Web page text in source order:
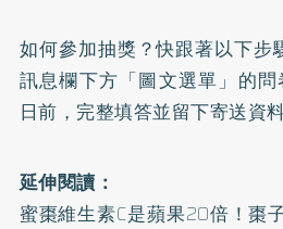
如何參加抽獎？快跟著以下步
訊息欄下方「圖文選單」的
日前，完整填答並留下寄送資
延伸閱讀：
蜜棗維生素C是蘋果20倍！棗